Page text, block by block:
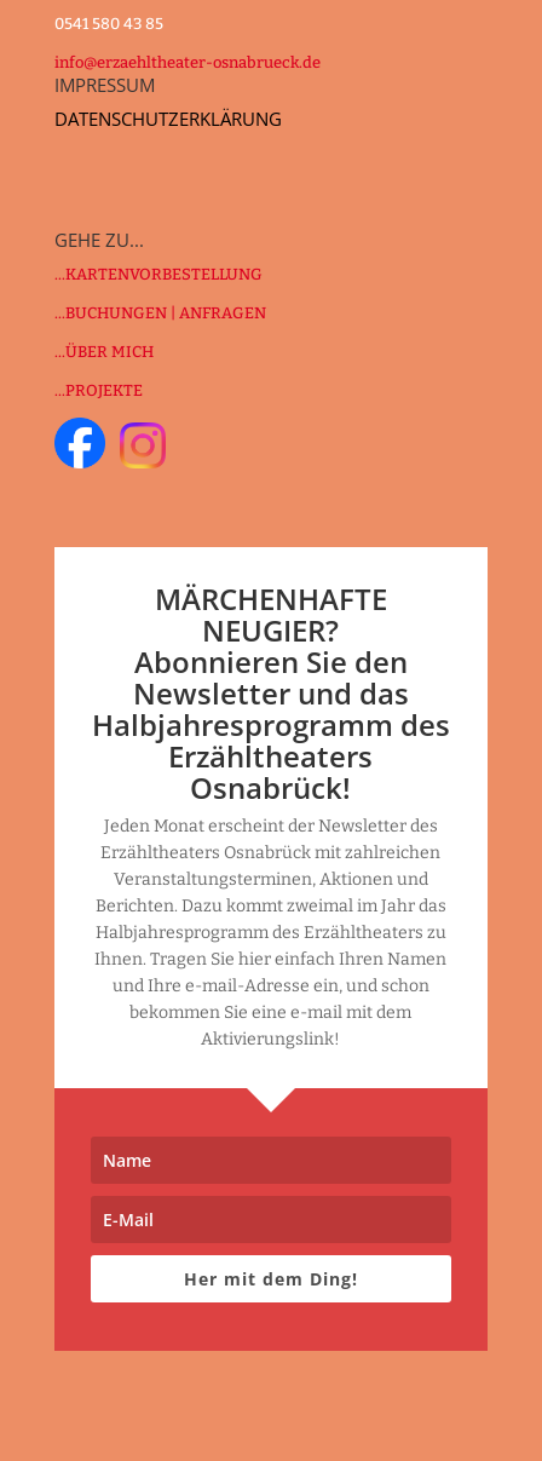
0541 580 43 85
info@erzaehltheater-osnabrueck.de
IMPRESSUM
DATENSCHUTZERKLÄRUNG
GEHE ZU...
...KARTENVORBESTELLUNG
...BUCHUNGEN | ANFRAGEN
...ÜBER MICH
...PROJEKTE
MÄRCHENHAFTE
NEUGIER?
Abonnieren Sie den
Newsletter und das
Halbjahresprogramm des
Erzähltheaters
Osnabrück!
Jeden Monat erscheint der Newsletter des
Erzähltheaters Osnabrück mit zahlreichen
Veranstaltungsterminen, Aktionen und
Berichten. Dazu kommt zweimal im Jahr das
Halbjahresprogramm des Erzähltheaters zu
Ihnen. Tragen Sie hier einfach Ihren Namen
und Ihre e-mail-Adresse ein, und schon
bekommen Sie eine e-mail mit dem
Aktivierungslink!
Her mit dem Ding!